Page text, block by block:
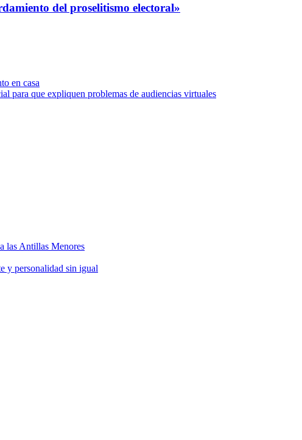
del proselitismo electoral»
en casa
para que expliquen problemas de audiencias virtuales
las Antillas Menores
y personalidad sin igual